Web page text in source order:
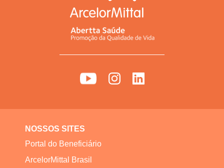
NOSSOS SITES
Portal do Beneficiário
ArcelorMittal Brasil